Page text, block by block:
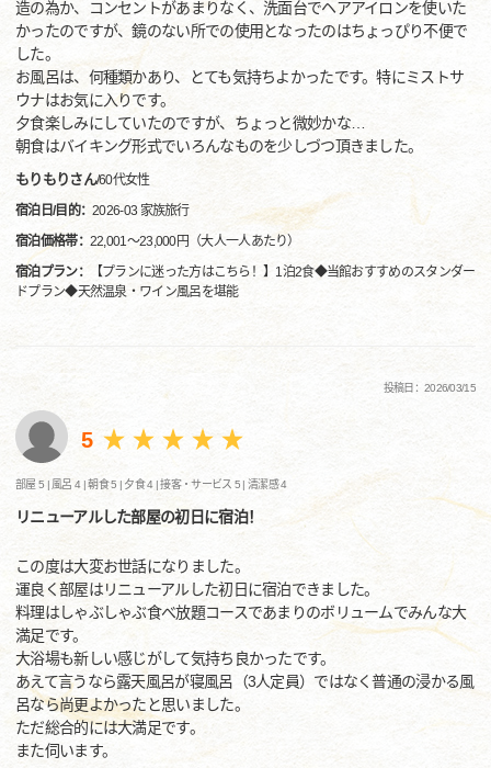
造の為か、コンセントがあまりなく、洗面台でヘアアイロンを使いた
かったのですが、鏡のない所での使用となったのはちょっぴり不便で
した。
お風呂は、何種類かあり、とても気持ちよかったです。特にミストサ
ウナはお気に入りです。
夕食楽しみにしていたのですが、ちょっと微妙かな…
朝食はバイキング形式でいろんなものを少しづつ頂きました。
もりもりさん/60代女性
宿泊日/目的：2026-03 家族旅行
宿泊価格帯： 22,001～23,000円（大人一人あたり）
宿泊プラン：
【プランに迷った方はこちら！】1泊2食◆当館おすすめのスタンダー
ドプラン◆天然温泉・ワイン風呂を堪能
投稿日：2026/03/15
5
部屋 5 | 風呂 4 |朝食 5 | 夕食 4 |接客・サービス 5 |清潔感 4
リニューアルした部屋の初日に宿泊！
この度は大変お世話になりました。
運良く部屋はリニューアルした初日に宿泊できました。
料理はしゃぶしゃぶ食べ放題コースであまりのボリュームでみんな大
満足です。
大浴場も新しい感じがして気持ち良かったです。
あえて言うなら露天風呂が寝風呂（3人定員）ではなく普通の浸かる風
呂なら尚更よかったと思いました。
ただ総合的には大満足です。
また伺います。